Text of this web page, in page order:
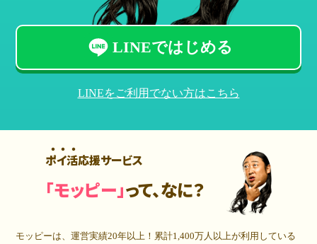
LINEではじめる
LINEをご利用でない方はこちら
ポイ活応援サービス
「モッピー」って、なに？
モッピーは、運営実績20年以上！累計1,400万人 以上が利用している